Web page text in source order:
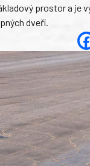
prostor a je
dveří.